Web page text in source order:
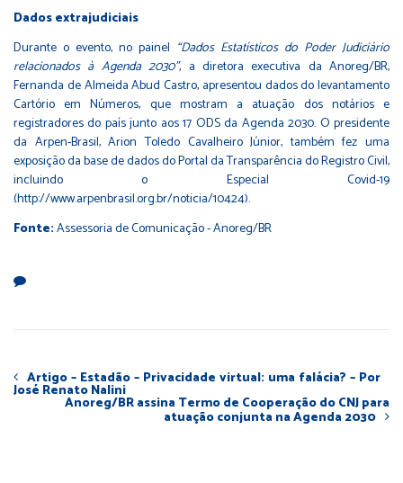
Dados extrajudiciais
Durante o evento, no painel “Dados Estatísticos do Poder Judiciário
relacionados à Agenda 2030”, a diretora executiva da Anoreg/BR,
Fernanda de Almeida Abud Castro, apresentou dados do levantamento
Cartório em Números, que mostram a atuação dos notários e
registradores do país junto aos 17 ODS da Agenda 2030. O presidente
da Arpen-Brasil, Arion Toledo Cavalheiro Júnior, também fez uma
exposição da base de dados do Portal da Transparência do Registro Civil,
incluindo o Especial Covid-19
(http://www.arpenbrasil.org.br/noticia/10424).
Fonte:Assessoria de Comunicação - Anoreg/BR
Artigo – Estadão – Privacidade virtual: uma falácia? – Por
José Renato Nalini
Anoreg/BR assina Termo de Cooperação do CNJ para
atuação conjunta na Agenda 2030